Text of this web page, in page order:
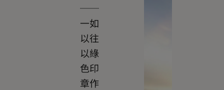
──
一如
以往
以綠
色印
章作